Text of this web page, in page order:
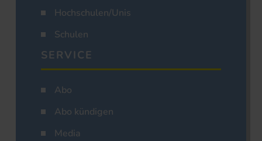
Hochschulen/Unis
Schulen
SERVICE
Abo
Abo kündigen
Media